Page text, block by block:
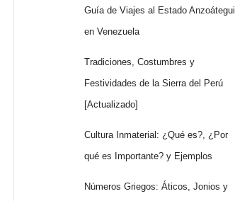
Guía de Viajes al Estado Anzoátegui
en Venezuela
Tradiciones, Costumbres y
Festividades de la Sierra del Perú
[Actualizado]
Cultura Inmaterial: ¿Qué es?, ¿Por
qué es Importante? y Ejemplos
Números Griegos: Áticos, Jonios y